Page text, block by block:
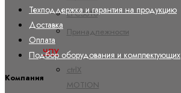
EFC5610
Принадлежности
ЧПУ
ctrlX
MOTION
Техподдержка и гарантия на продукцию
Доставка
Оплата
Подбор оборудования и комплектующих
Компания